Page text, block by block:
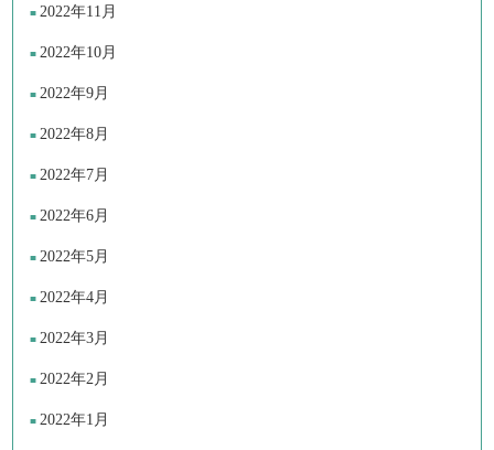
2022年11月
2022年10月
2022年9月
2022年8月
2022年7月
2022年6月
2022年5月
2022年4月
2022年3月
2022年2月
2022年1月